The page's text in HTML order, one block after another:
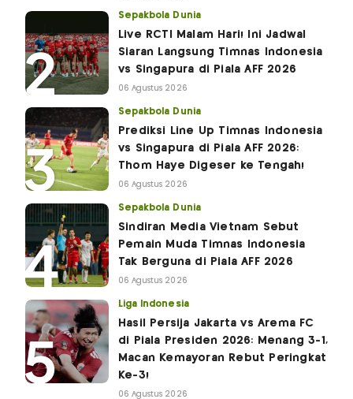
Sepakbola Dunia
Live RCTI Malam Hari! Ini Jadwal
Siaran Langsung Timnas Indonesia
vs Singapura di Piala AFF 2026
06 Agustus 2026
Sepakbola Dunia
Prediksi Line Up Timnas Indonesia
vs Singapura di Piala AFF 2026:
Thom Haye Digeser ke Tengah!
06 Agustus 2026
Sepakbola Dunia
Sindiran Media Vietnam Sebut
Pemain Muda Timnas Indonesia
Tak Berguna di Piala AFF 2026
06 Agustus 2026
Liga Indonesia
Hasil Persija Jakarta vs Arema FC
di Piala Presiden 2026: Menang 3-1,
Macan Kemayoran Rebut Peringkat
Ke-3!
06 Agustus 2026